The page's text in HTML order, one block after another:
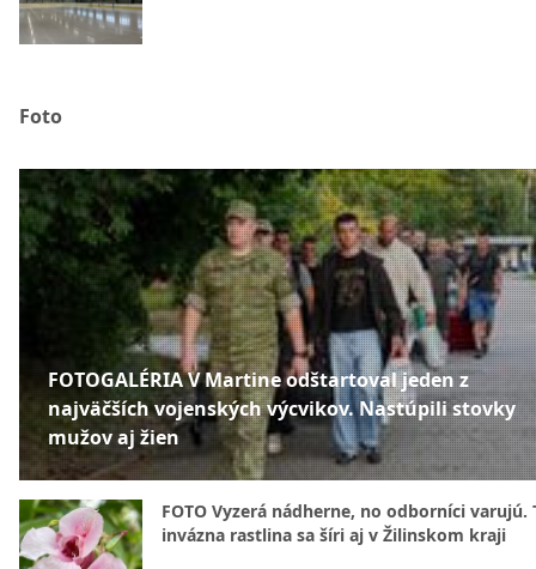
Foto
FOTOGALÉRIA V Martine odštartoval jeden z
najväčších vojenských výcvikov. Nastúpili stovky
mužov aj žien
FOTO Vyzerá nádherne, no odborníci varujú.
invázna rastlina sa šíri aj v Žilinskom kraji